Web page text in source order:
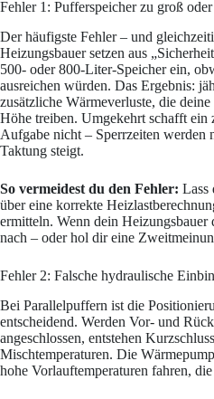
Fehler 1: Pufferspeicher zu groß
Der häufigste Fehler – und
Heizungsbauer setzen aus
500- oder 800-Liter-Speicher ein,
ausreichen würden. Das Ergebnis:
zusätzliche Wärmeverluste, die
Höhe treiben. Umgekehrt schafft ein
Aufgabe nicht – Sperrzeiten werden
Taktung steigt.
So vermeidest du den Fehler: Lass
über eine korrekte
ermitteln. Wenn dein Heizungsbauer
nach – oder hol dir eine
Fehler 2: Falsche hydraulische
Bei Parallelpuffern ist die
entscheidend. Werden Vor- und
angeschlossen, entstehen
Mischtemperaturen. Die
hohe Vorlauftemperaturen fahren,